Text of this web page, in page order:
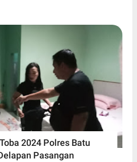
2024 Polres Batu
Pasangan